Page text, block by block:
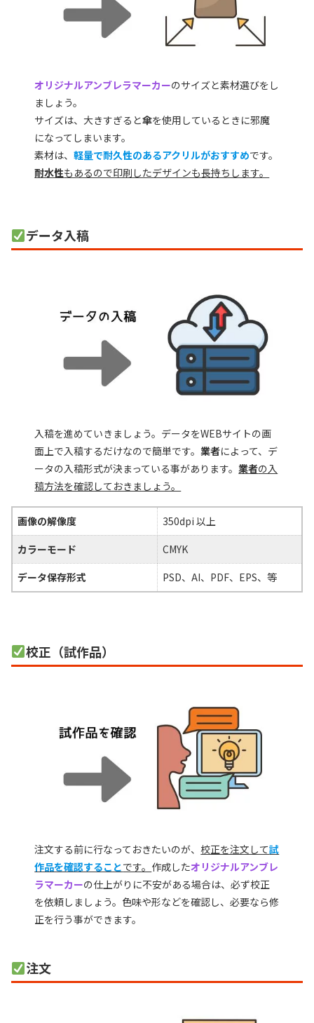
オリジナルアンブレラマーカーのサイズと素材選びをし
ましょう。
サイズは、大きすぎると傘を使用しているときに邪魔
になってしまいます。
素材は、軽量で耐久性のあるアクリルがおすすめです。
耐水性もあるので印刷したデザインも長持ちします。
データ入稿
入稿を進めていきましょう。データをWEBサイトの画
面上で入稿するだけなので簡単です。業者によって、デ
ータの入稿形式が決まっている事があります。業者の入
稿方法を確認しておきましょう。
画像の解像度
350dpi 以上
カラーモード
CMYK
データ保存形式
PSD、AI、PDF、EPS、等
校正（試作品）
注文する前に行なっておきたいのが、校正を注文して試
作品を確認することです。 作成したオリジナルアンブレ
ラマーカーの仕上がりに不安がある場合は、必ず校正
を依頼しましょう。色味や形などを確認し、必要なら修
正を行う事ができます。
注文